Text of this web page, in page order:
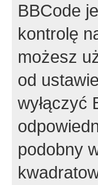
BBCode
kontrolę
możesz
od
wyłączyć
podobny